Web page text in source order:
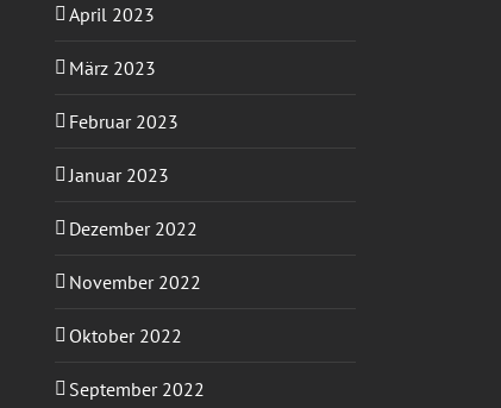
April 2023
März 2023
Februar 2023
Januar 2023
Dezember 2022
November 2022
Oktober 2022
September 2022